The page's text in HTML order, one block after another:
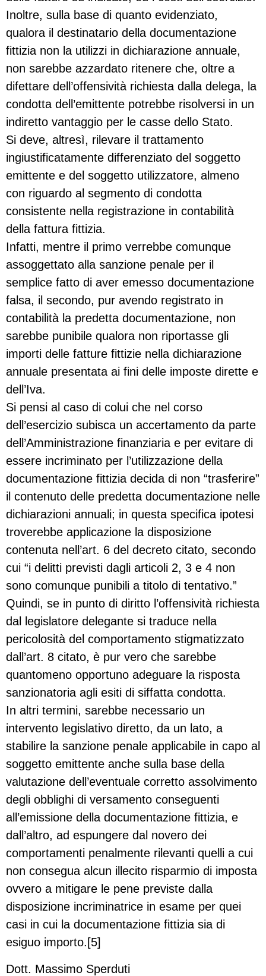
Inoltre, sulla base di quanto evidenziato,
qualora il destinatario della documentazione
fittizia non la utilizzi in dichiarazione annuale,
non sarebbe azzardato ritenere che, oltre a
difettare dell’offensività richiesta dalla delega, la
condotta dell’emittente potrebbe risolversi in un
indiretto vantaggio per le casse dello Stato.
Si deve, altresì, rilevare il trattamento
ingiustificatamente differenziato del soggetto
emittente e del soggetto utilizzatore, almeno
con riguardo al segmento di condotta
consistente nella registrazione in contabilità
della fattura fittizia.
Infatti, mentre il primo verrebbe comunque
assoggettato alla sanzione penale per il
semplice fatto di aver emesso documentazione
falsa, il secondo, pur avendo registrato in
contabilità la predetta documentazione, non
sarebbe punibile qualora non riportasse gli
importi delle fatture fittizie nella dichiarazione
annuale presentata ai fini delle imposte dirette e
dell’Iva.
Si pensi al caso di colui che nel corso
dell’esercizio subisca un accertamento da parte
dell’Amministrazione finanziaria e per evitare di
essere incriminato per l’utilizzazione della
documentazione fittizia decida di non “trasferire”
il contenuto delle predetta documentazione nelle
dichiarazioni annuali; in questa specifica ipotesi
troverebbe applicazione la disposizione
contenuta nell’art. 6 del decreto citato, secondo
cui “i delitti previsti dagli articoli 2, 3 e 4 non
sono comunque punibili a titolo di tentativo.”
Quindi, se in punto di diritto l’offensività richiesta
dal legislatore delegante si traduce nella
pericolosità del comportamento stigmatizzato
dall’art. 8 citato, è pur vero che sarebbe
quantomeno opportuno adeguare la risposta
sanzionatoria agli esiti di siffatta condotta.
In altri termini, sarebbe necessario un
intervento legislativo diretto, da un lato, a
stabilire la sanzione penale applicabile in capo al
soggetto emittente anche sulla base della
valutazione dell’eventuale corretto assolvimento
degli obblighi di versamento conseguenti
all’emissione della documentazione fittizia, e
dall’altro, ad espungere dal novero dei
comportamenti penalmente rilevanti quelli a cui
non consegua alcun illecito risparmio di imposta
ovvero a mitigare le pene previste dalla
disposizione incriminatrice in esame per quei
casi in cui la documentazione fittizia sia di
esiguo importo.[5]
Dott. Massimo Sperduti